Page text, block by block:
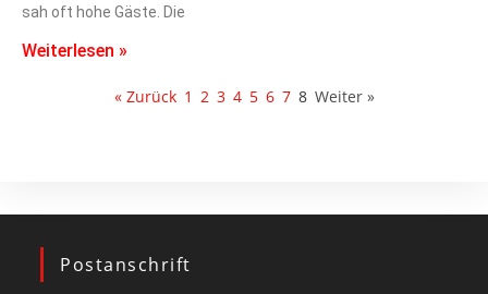
sah oft hohe Gäste. Die
Weiterlesen »
« Zurück 1 2 3 4 5 6 7 8 Weiter »
Postanschrift